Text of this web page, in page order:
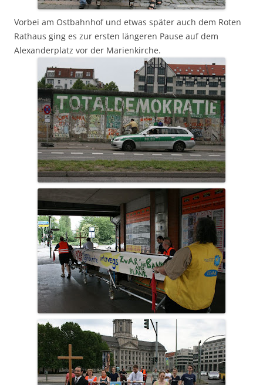
Vorbei am Ostbahnhof und etwas später auch dem Roten
Rathaus ging es zur ersten längeren Pause auf dem
Alexanderplatz vor der Marienkirche.